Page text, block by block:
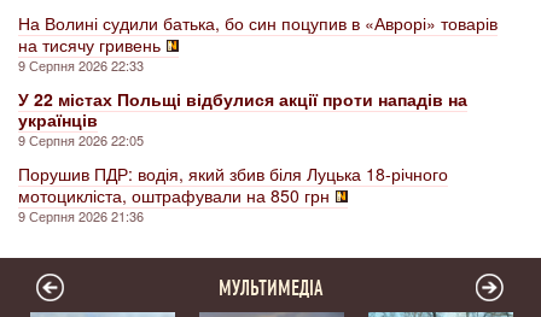
На Волині судили батька, бо син поцупив в «Аврорі» товарів
на тисячу гривень
9 Серпня 2026 22:33
У 22 містах Польщі відбулися акції проти нападів на
українців
9 Серпня 2026 22:05
Порушив ПДР: водія, який збив біля Луцька 18-річного
мотоцикліста, оштрафували на 850 грн
9 Серпня 2026 21:36
МУЛЬТИМЕДІА